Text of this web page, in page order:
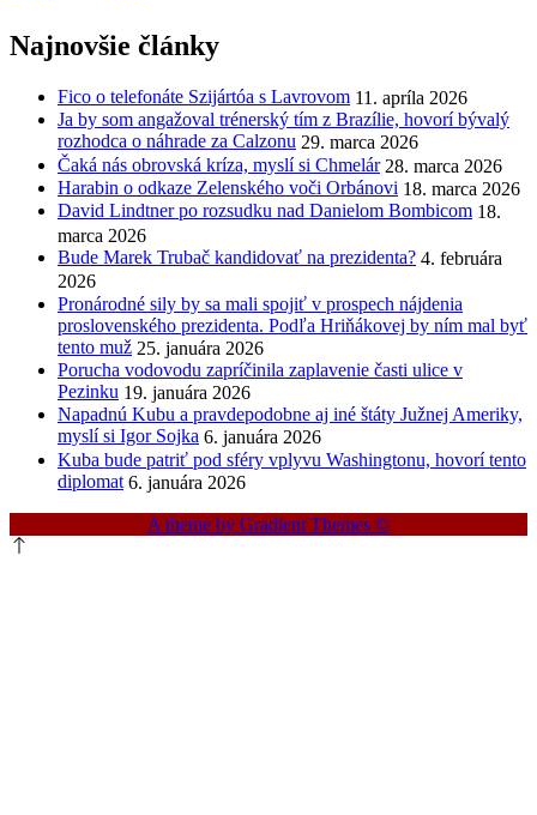
Najnovšie články
Fico o telefonáte Szijártóa s Lavrovom 11. apríla 2026
Ja by som angažoval trénerský tím z Brazílie, hovorí bývalý
rozhodca o náhrade za Calzonu 29. marca 2026
Čaká nás obrovská kríza, myslí si Chmelár 28. marca 2026
Harabin o odkaze Zelenského voči Orbánovi 18. marca 2026
David Lindtner po rozsudku nad Danielom Bombicom 18.
marca 2026
Bude Marek Trubač kandidovať na prezidenta? 4. februára
2026
Pronárodné sily by sa mali spojiť v prospech nájdenia
proslovenského prezidenta. Podľa Hriňákovej by ním mal byť
tento muž 25. januára 2026
Porucha vodovodu zapríčinila zaplavenie časti ulice v
Pezinku 19. januára 2026
Napadnú Kubu a pravdepodobne aj iné štáty Južnej Ameriky,
myslí si Igor Sojka 6. januára 2026
Kuba bude patriť pod sféry vplyvu Washingtonu, hovorí tento
diplomat 6. januára 2026
A theme by Gradient Themes ©